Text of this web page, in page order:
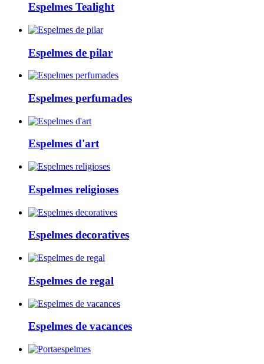
Espelmes Tealight
Espelmes de pilar
Espelmes perfumades
Espelmes d'art
Espelmes religioses
Espelmes decoratives
Espelmes de regal
Espelmes de vacances